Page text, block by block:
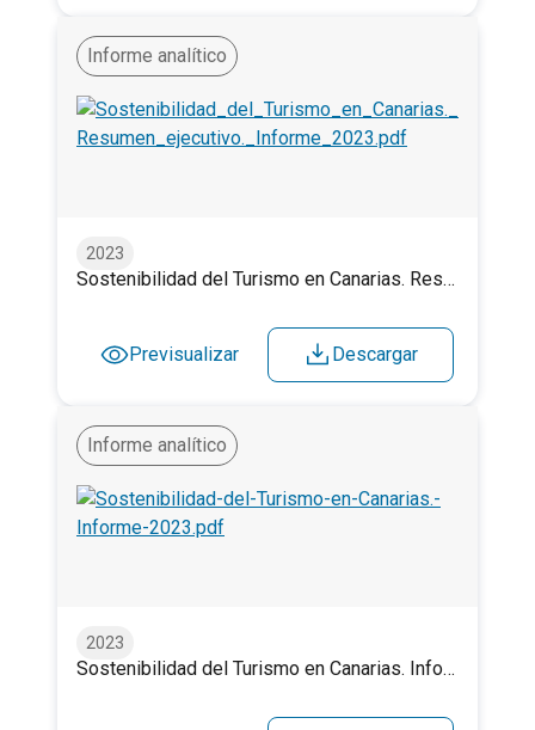
Informe analítico
2023
Sostenibilidad del Turismo en Canarias. Resumen ejecutivo. Informe 2023
Previsualizar Descargar
Informe analítico
2023
Sostenibilidad del Turismo en Canarias. Informe 2023